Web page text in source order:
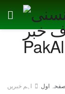
اول اہم خبریں